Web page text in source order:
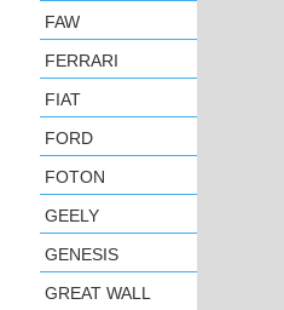
FAW
FERRARI
FIAT
FORD
FOTON
GEELY
GENESIS
GREAT WALL